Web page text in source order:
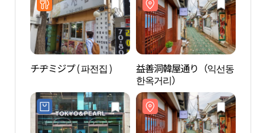
チヂミジプ ( 파전집 )
益善洞韓屋通り（익선동
한옥거리）